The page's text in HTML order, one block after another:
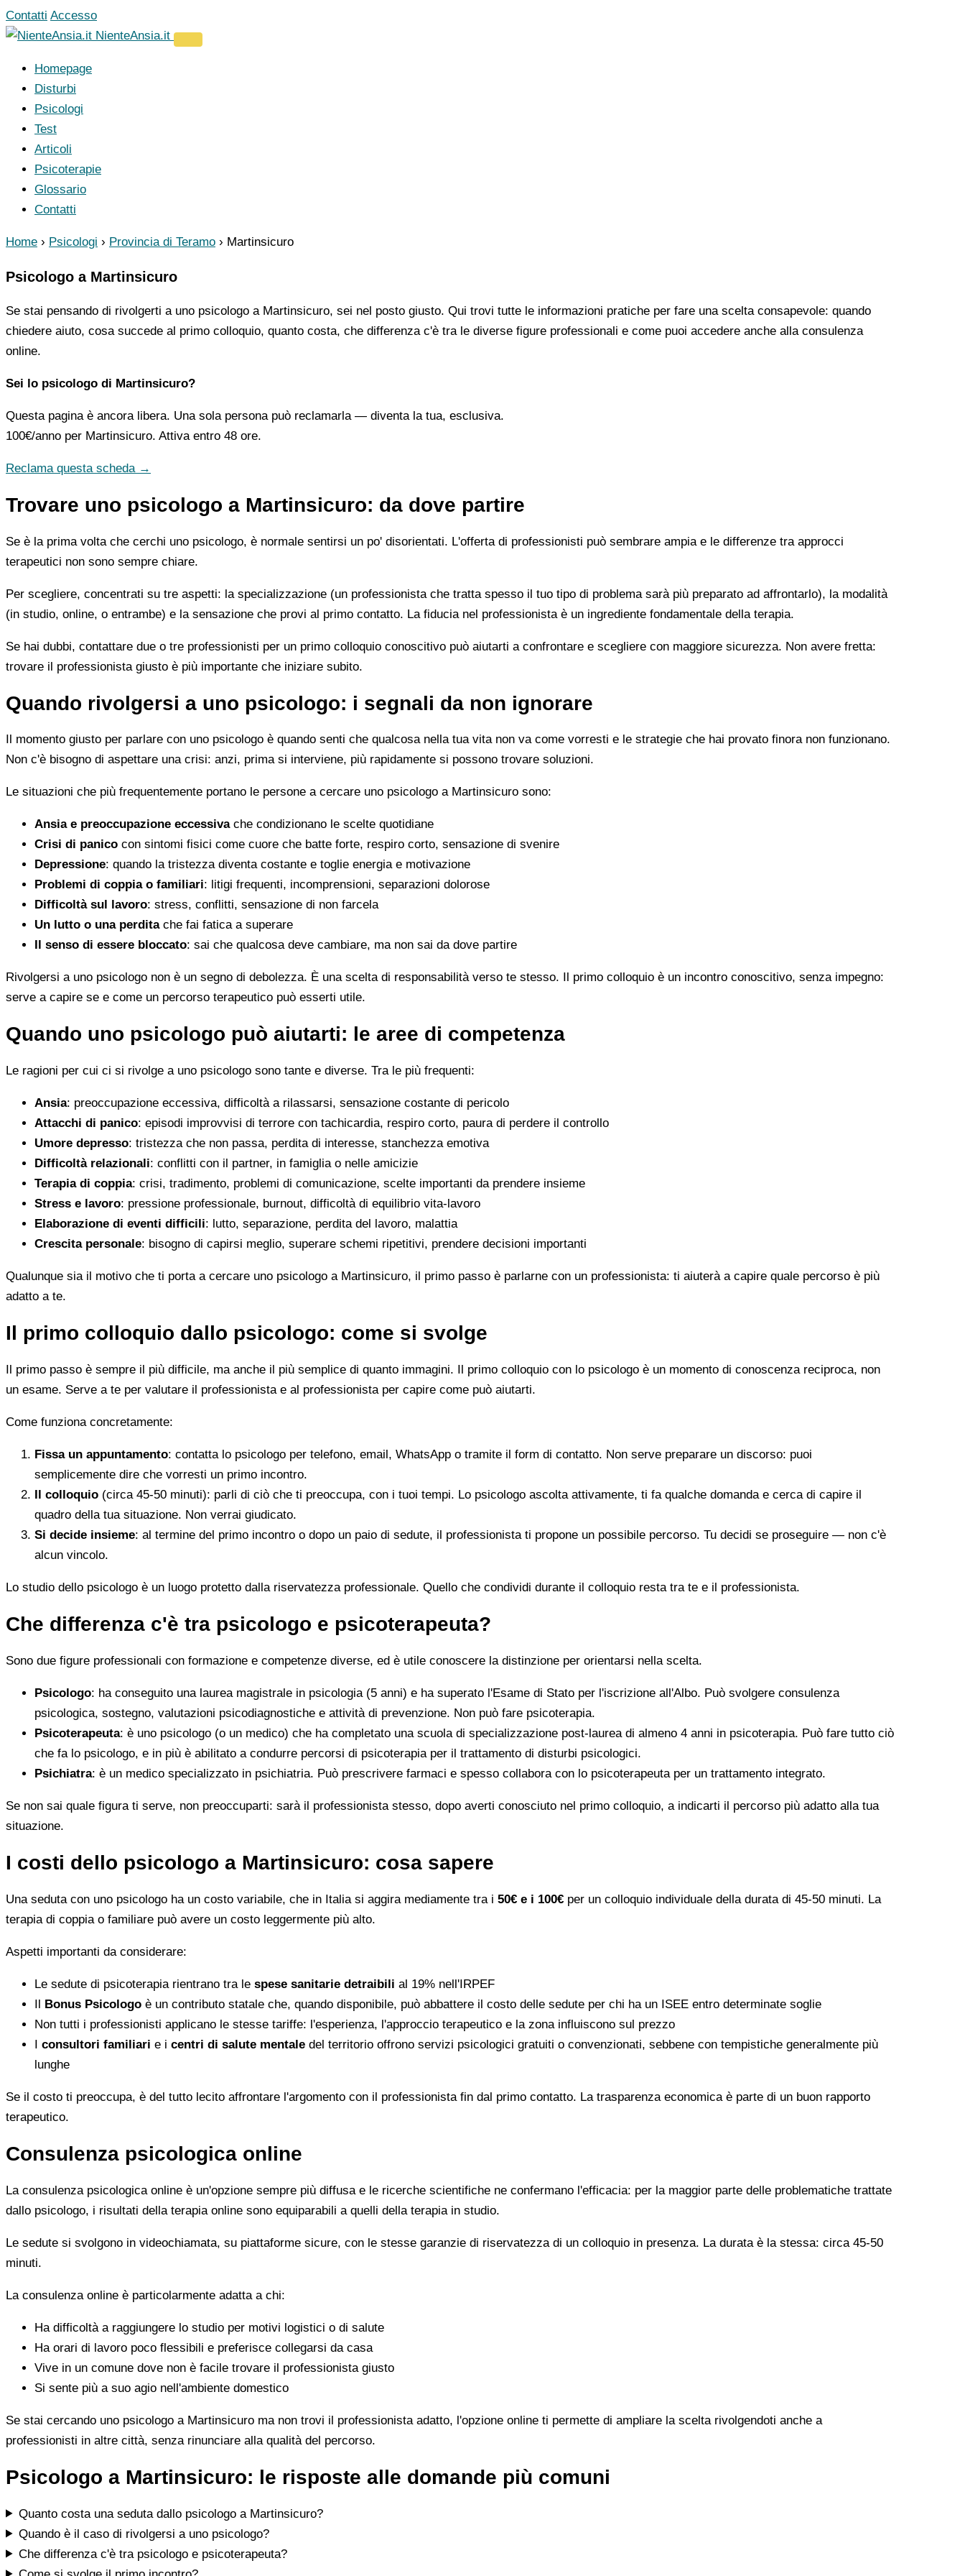
Vai
al
Contatti Accesso
NienteAnsia.it
Homepage
Disturbi
Psicologi
Test
Articoli
Psicoterapie
Glossario
Contatti
Home › Psicologi › Provincia di Teramo › Martinsicuro
Psicologo a Martinsicuro
Se stai pensando di rivolgerti a uno psicologo a Martinsicuro, sei nel posto giusto. Qui trovi tutte le informazioni pratiche per fare una scelta consapevole: quando
chiedere aiuto, cosa succede al primo colloquio, quanto costa, che differenza c'è tra le diverse figure professionali e come puoi accedere anche alla consulenza
online.
Sei lo psicologo di Martinsicuro?
Questa pagina è ancora libera. Una sola persona può reclamarla — diventa la tua, esclusiva.
100€/anno per Martinsicuro. Attiva entro 48 ore.
Reclama questa scheda →
Trovare uno psicologo a Martinsicuro: da dove partire
Se è la prima volta che cerchi uno psicologo, è normale sentirsi un po' disorientati. L'offerta di professionisti può sembrare ampia e le differenze tra approcci
terapeutici non sono sempre chiare.
Per scegliere, concentrati su tre aspetti: la specializzazione (un professionista che tratta spesso il tuo tipo di problema sarà più preparato ad affrontarlo), la modalità
(in studio, online, o entrambe) e la sensazione che provi al primo contatto. La fiducia nel professionista è un ingrediente fondamentale della terapia.
Se hai dubbi, contattare due o tre professionisti per un primo colloquio conoscitivo può aiutarti a confrontare e scegliere con maggiore sicurezza. Non avere fretta:
trovare il professionista giusto è più importante che iniziare subito.
Quando rivolgersi a uno psicologo: i segnali da non ignorare
Il momento giusto per parlare con uno psicologo è quando senti che qualcosa nella tua vita non va come vorresti e le strategie che hai provato finora non funzionano.
Non c'è bisogno di aspettare una crisi: anzi, prima si interviene, più rapidamente si possono trovare soluzioni.
Le situazioni che più frequentemente portano le persone a cercare uno psicologo a Martinsicuro sono:
Ansia e preoccupazione eccessivache condizionano le scelte quotidiane
Crisi di panico con sintomi fisici come cuore che batte forte, respiro corto, sensazione di svenire
Depressione: quando la tristezza diventa costante e toglie energia e motivazione
Problemi di coppia o familiari: litigi frequenti, incomprensioni, separazioni dolorose
Difficoltà sul lavoro: stress, conflitti, sensazione di non farcela
Un lutto o una perditache fai fatica a superare
Il senso di essere bloccato: sai che qualcosa deve cambiare, ma non sai da dove partire
Rivolgersi a uno psicologo non è un segno di debolezza. È una scelta di responsabilità verso te stesso. Il primo colloquio è un incontro conoscitivo, senza impegno:
serve a capire se e come un percorso terapeutico può esserti utile.
Quando uno psicologo può aiutarti: le aree di competenza
Le ragioni per cui ci si rivolge a uno psicologo sono tante e diverse. Tra le più frequenti:
Ansia: preoccupazione eccessiva, difficoltà a rilassarsi, sensazione costante di pericolo
Attacchi di panico: episodi improvvisi di terrore con tachicardia, respiro corto, paura di perdere il controllo
Umore depresso: tristezza che non passa, perdita di interesse, stanchezza emotiva
Difficoltà relazionali: conflitti con il partner, in famiglia o nelle amicizie
Terapia di coppia: crisi, tradimento, problemi di comunicazione, scelte importanti da prendere insieme
Stress e lavoro: pressione professionale, burnout, difficoltà di equilibrio vita-lavoro
Elaborazione di eventi difficili: lutto, separazione, perdita del lavoro, malattia
Crescita personale: bisogno di capirsi meglio, superare schemi ripetitivi, prendere decisioni importanti
Qualunque sia il motivo che ti porta a cercare uno psicologo a Martinsicuro, il primo passo è parlarne con un professionista: ti aiuterà a capire quale percorso è più
adatto a te.
Il primo colloquio dallo psicologo: come si svolge
Il primo passo è sempre il più difficile, ma anche il più semplice di quanto immagini. Il primo colloquio con lo psicologo è un momento di conoscenza reciproca, non
un esame. Serve a te per valutare il professionista e al professionista per capire come può aiutarti.
Come funziona concretamente:
Fissa un appuntamento: contatta lo psicologo per telefono, email, WhatsApp o tramite il form di contatto. Non serve preparare un discorso: puoi
semplicemente dire che vorresti un primo incontro.
Il colloquio (circa 45-50 minuti): parli di ciò che ti preoccupa, con i tuoi tempi. Lo psicologo ascolta attivamente, ti fa qualche domanda e cerca di capire il
quadro della tua situazione. Non verrai giudicato.
Si decide insieme: al termine del primo incontro o dopo un paio di sedute, il professionista ti propone un possibile percorso. Tu decidi se proseguire — non c'è
alcun vincolo.
Lo studio dello psicologo è un luogo protetto dalla riservatezza professionale. Quello che condividi durante il colloquio resta tra te e il professionista.
Che differenza c'è tra psicologo e psicoterapeuta?
Sono due figure professionali con formazione e competenze diverse, ed è utile conoscere la distinzione per orientarsi nella scelta.
Psicologo: ha conseguito una laurea magistrale in psicologia (5 anni) e ha superato l'Esame di Stato per l'iscrizione all'Albo. Può svolgere consulenza
psicologica, sostegno, valutazioni psicodiagnostiche e attività di prevenzione. Non può fare psicoterapia.
Psicoterapeuta: è uno psicologo (o un medico) che ha completato una scuola di specializzazione post-laurea di almeno 4 anni in psicoterapia. Può fare tutto ciò
che fa lo psicologo, e in più è abilitato a condurre percorsi di psicoterapia per il trattamento di disturbi psicologici.
Psichiatra: è un medico specializzato in psichiatria. Può prescrivere farmaci e spesso collabora con lo psicoterapeuta per un trattamento integrato.
Se non sai quale figura ti serve, non preoccuparti: sarà il professionista stesso, dopo averti conosciuto nel primo colloquio, a indicarti il percorso più adatto alla tua
situazione.
I costi dello psicologo a Martinsicuro: cosa sapere
Una seduta con uno psicologo ha un costo variabile, che in Italia si aggira mediamente tra i 50€ e i 100€ per un colloquio individuale della durata di 45-50 minuti. La
terapia di coppia o familiare può avere un costo leggermente più alto.
Aspetti importanti da considerare:
Le sedute di psicoterapia rientrano tra le spese sanitarie detraibili al 19% nell'IRPEF
Il Bonus Psicologo è un contributo statale che, quando disponibile, può abbattere il costo delle sedute per chi ha un ISEE entro determinate soglie
Non tutti i professionisti applicano le stesse tariffe: l'esperienza, l'approccio terapeutico e la zona influiscono sul prezzo
I consultori familiari e i centri di salute mentale del territorio offrono servizi psicologici gratuiti o convenzionati, sebbene con tempistiche generalmente più
lunghe
Se il costo ti preoccupa, è del tutto lecito affrontare l'argomento con il professionista fin dal primo contatto. La trasparenza economica è parte di un buon rapporto
terapeutico.
Consulenza psicologica online
La consulenza psicologica online è un'opzione sempre più diffusa e le ricerche scientifiche ne confermano l'efficacia: per la maggior parte delle problematiche trattate
dallo psicologo, i risultati della terapia online sono equiparabili a quelli della terapia in studio.
Le sedute si svolgono in videochiamata, su piattaforme sicure, con le stesse garanzie di riservatezza di un colloquio in presenza. La durata è la stessa: circa 45-50
minuti.
La consulenza online è particolarmente adatta a chi:
Ha difficoltà a raggiungere lo studio per motivi logistici o di salute
Ha orari di lavoro poco flessibili e preferisce collegarsi da casa
Vive in un comune dove non è facile trovare il professionista giusto
Si sente più a suo agio nell'ambiente domestico
Se stai cercando uno psicologo a Martinsicuro ma non trovi il professionista adatto, l'opzione online ti permette di ampliare la scelta rivolgendoti anche a
professionisti in altre città, senza rinunciare alla qualità del percorso.
Psicologo a Martinsicuro: le risposte alle domande più comuni
Quanto costa una seduta dallo psicologo a Martinsicuro?
Quando è il caso di rivolgersi a uno psicologo?
Che differenza c'è tra psicologo e psicoterapeuta?